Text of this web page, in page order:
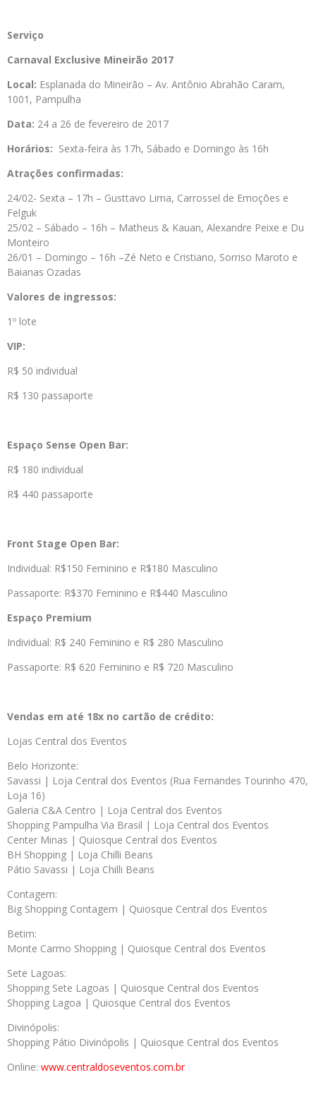
Serviço
Carnaval Exclusive Mineirão 2017
Local: Esplanada do Mineirão – Av. Antônio Abrahão Caram,
1001, Pampulha
Data: 24 a 26 de fevereiro de 2017
Horários: Sexta-feira às 17h, Sábado e Domingo às 16h
Atrações confirmadas:
24/02- Sexta – 17h – Gusttavo Lima, Carrossel de Emoções e
Felguk
25/02 – Sábado – 16h – Matheus & Kauan, Alexandre Peixe e Du
Monteiro
26/01 – Domingo – 16h –Zé Neto e Cristiano, Sorriso Maroto e
Baianas Ozadas
Valores de ingressos:
1º lote
VIP:
R$ 50 individual
R$ 130 passaporte
Espaço Sense Open Bar:
R$ 180 individual
R$ 440 passaporte
Front Stage Open Bar:
Individual: R$150 Feminino e R$180 Masculino
Passaporte: R$370 Feminino e R$440 Masculino
Espaço Premium
Individual: R$ 240 Feminino e R$ 280 Masculino
Passaporte: R$ 620 Feminino e R$ 720 Masculino
Vendas em até 18x no cartão de crédito:
Lojas Central dos Eventos
Belo Horizonte:
Savassi | Loja Central dos Eventos (Rua Fernandes Tourinho 470,
Loja 16)
Galeria C&A Centro | Loja Central dos Eventos
Shopping Pampulha Via Brasil | Loja Central dos Eventos
Center Minas | Quiosque Central dos Eventos
BH Shopping | Loja Chilli Beans
Pátio Savassi | Loja Chilli Beans
Contagem:
Big Shopping Contagem | Quiosque Central dos Eventos
Betim:
Monte Carmo Shopping | Quiosque Central dos Eventos
Sete Lagoas:
Shopping Sete Lagoas | Quiosque Central dos Eventos
Shopping Lagoa | Quiosque Central dos Eventos
Divinópolis:
Shopping Pátio Divinópolis | Quiosque Central dos Eventos
Online: www.centraldoseventos.com.br